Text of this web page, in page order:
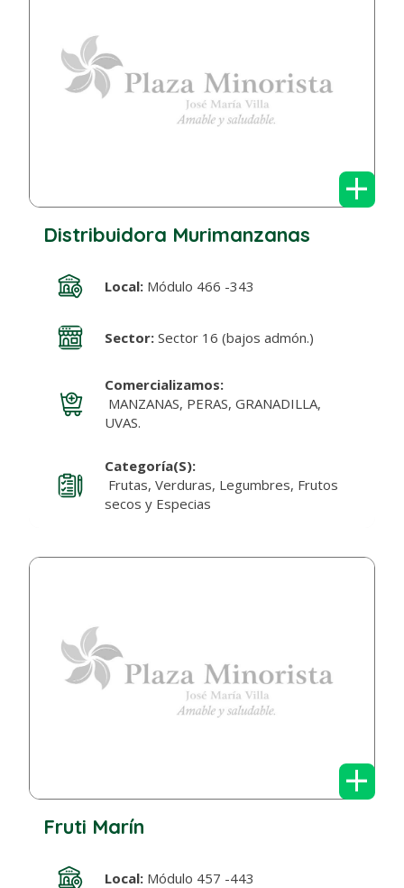
+
Distribuidora Murimanzanas
Local:Módulo 466 -343
Sector:Sector 16 (bajos admón.)
Comercializamos:
MANZANAS, PERAS, GRANADILLA,
UVAS.
Categoría(s):
Frutas, Verduras, Legumbres, Frutos
secos y Especias
+
Fruti Marín
Local:Módulo 457 -443